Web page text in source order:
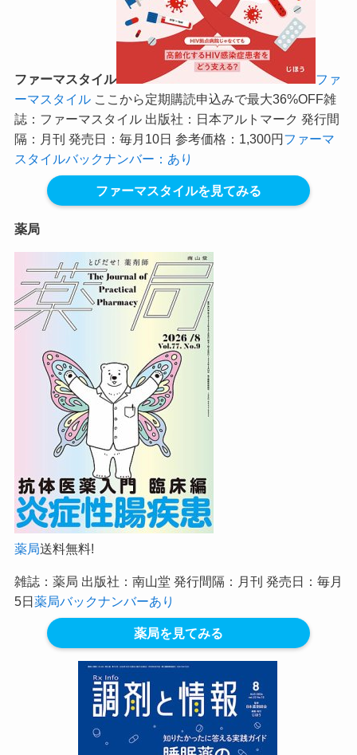
ファーマスタイル
ファ
ーマスタイル ここから定期購読申込みで最大36%OFF雑
誌：ファーマスタイル 出版社：日本アルトマーク 発行間
隔：月刊 発売日：毎月10日 参考価格：1,300円ファーマ
スタイルバックナンバー：あり
ファーマスタイルを見てみる
薬局
薬局送料無料!
雑誌：薬局 出版社：南山堂 発行間隔：月刊 発売日：毎月
5日薬局バックナンバーあり
薬局を見てみる